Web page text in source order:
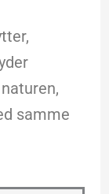
samme